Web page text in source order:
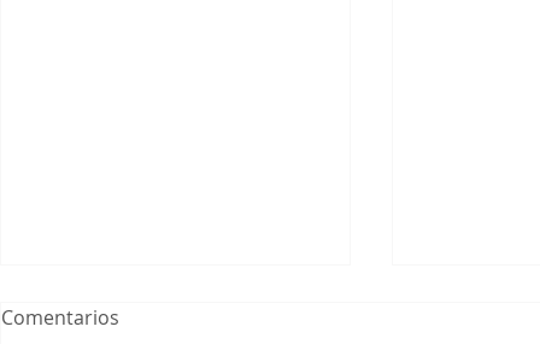
Comentarios